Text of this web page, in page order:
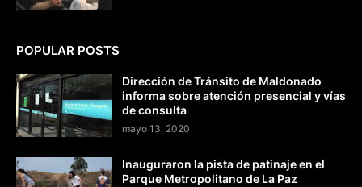
POPULAR POSTS
Dirección de Tránsito de Maldonado
informa sobre atención presencial y vías
de consulta
mayo 13, 2020
Inauguraron la pista de patinaje en el
Parque Metropolitano de La Paz